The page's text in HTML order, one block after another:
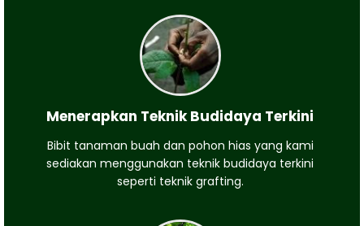
Menerapkan Teknik Budidaya Terkini
Bibit tanaman buah dan pohon hias yang kami
sediakan menggunakan teknik budidaya terkini
seperti teknik grafting.